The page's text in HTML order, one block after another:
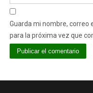
Guarda mi nombre, correo
para la próxima vez que